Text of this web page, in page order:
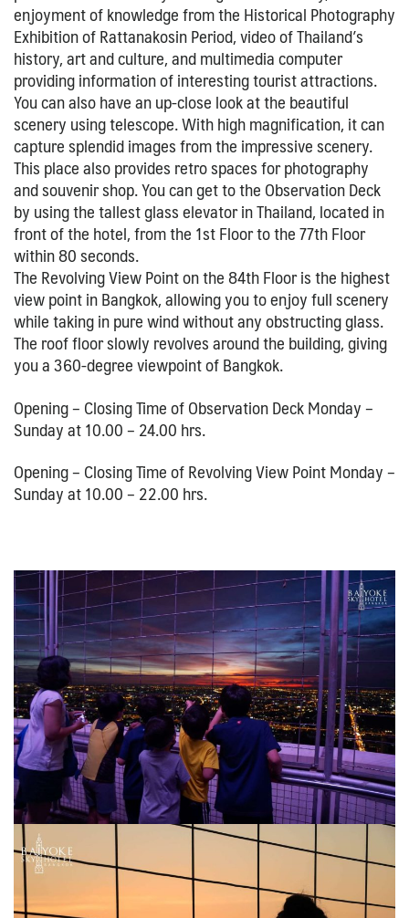
enjoyment of knowledge from the Historical Photography
Exhibition of Rattanakosin Period, video of Thailand’s
history, art and culture, and multimedia computer
providing information of interesting tourist attractions.
You can also have an up-close look at the beautiful
scenery using telescope. With high magnification, it can
capture splendid images from the impressive scenery.
This place also provides retro spaces for photography
and souvenir shop. You can get to the Observation Deck
by using the tallest glass elevator in Thailand, located in
front of the hotel, from the 1st Floor to the 77th Floor
within 80 seconds.
The Revolving View Point on the 84th Floor is the highest
view point in Bangkok, allowing you to enjoy full scenery
while taking in pure wind without any obstructing glass.
The roof floor slowly revolves around the building, giving
you a 360-degree viewpoint of Bangkok.
Opening – Closing Time of Observation Deck Monday –
Sunday at 10.00 – 24.00 hrs.
Opening – Closing Time of Revolving View Point Monday –
Sunday at 10.00 – 22.00 hrs.